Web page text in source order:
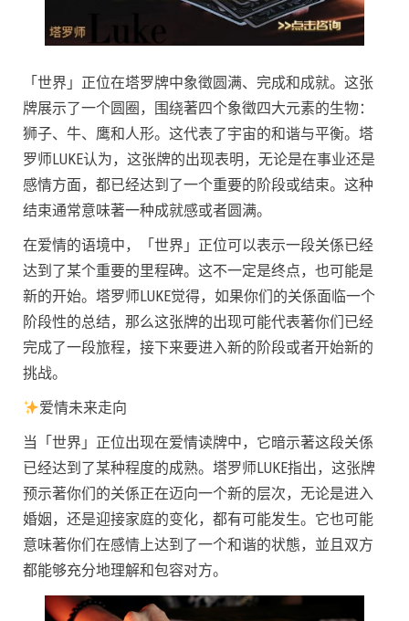
「世界」正位在塔罗牌中象徵圆满、完成和成就。这张
牌展示了一个圆圈，围绕著四个象徵四大元素的生物：
狮子、牛、鹰和人形。这代表了宇宙的和谐与平衡。塔
罗师LUKE认为，这张牌的出现表明，无论是在事业还是
感情方面，都已经达到了一个重要的阶段或结束。这种
结束通常意味著一种成就感或者圆满。
在爱情的语境中，「世界」正位可以表示一段关係已经
达到了某个重要的里程碑。这不一定是终点，也可能是
新的开始。塔罗师LUKE觉得，如果你们的关係面临一个
阶段性的总结，那么这张牌的出现可能代表著你们已经
完成了一段旅程，接下来要进入新的阶段或者开始新的
挑战。
爱情未来走向
当「世界」正位出现在爱情读牌中，它暗示著这段关係
已经达到了某种程度的成熟。塔罗师LUKE指出，这张牌
预示著你们的关係正在迈向一个新的层次，无论是进入
婚姻，还是迎接家庭的变化，都有可能发生。它也可能
意味著你们在感情上达到了一个和谐的状態，並且双方
都能够充分地理解和包容对方。